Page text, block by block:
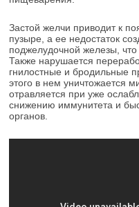
Застой желчи приводит к
пузыре, а ее недостаток
поджелудочной железы, что
Также нарушается
гнилостные и бродильные
этого в нем уничтожается
отравляется при уже
снижению иммунитета и
органов.